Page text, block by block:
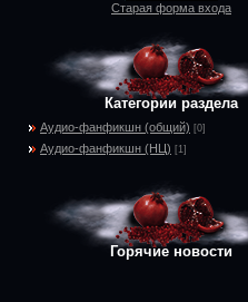
Старая форма входа
Категории раздела
Аудио-фанфикшн (общий) [0]
Аудио-фанфикшн (НЦ) [1]
Горячие новости